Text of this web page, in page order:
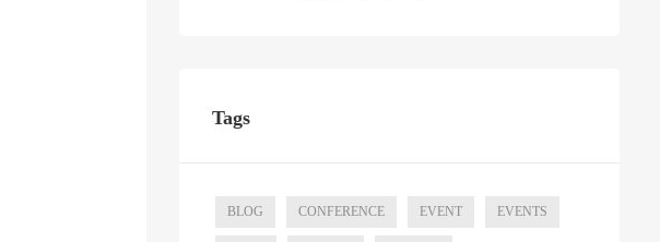
Tags
BLOG CONFERENCE EVENT EVENTS